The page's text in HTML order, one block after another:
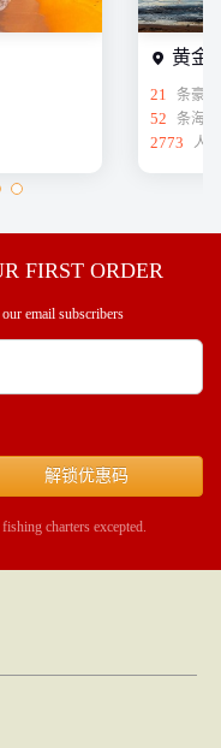
黄金
21
条豪
52
条海
2773
人
FIRST ORDER
email subscribers
解锁优惠码
charters excepted.